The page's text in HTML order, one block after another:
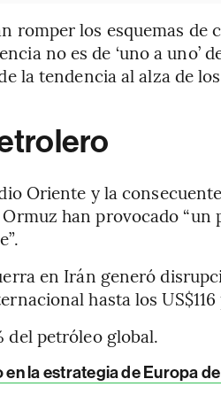
romper los esquemas de
no es de ‘uno a uno’
la tendencia al alza de
Oriente y la
han provocado
en Irán generó
hasta los
del petróleo global.
la estrategia de Europa